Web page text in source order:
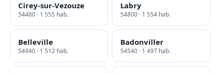
Cirey-sur-Vezouze
54480 · 1 555 hab.
Labry
54800 · 1 554 hab.
Belleville
54940 · 1 512 hab.
Badonviller
54540 · 1 497 hab.